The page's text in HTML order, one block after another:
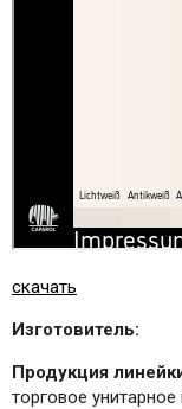
скачать
Изготовитель:
Продукция
торговое